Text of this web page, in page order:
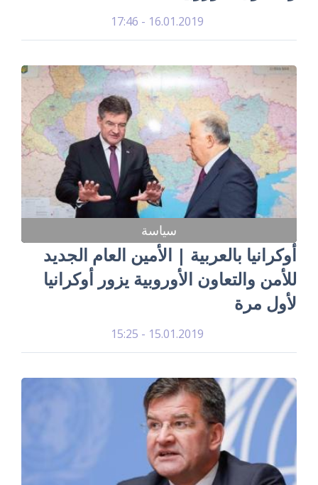
16.01.2019 - 17:46
سياسة
أوكرانيا بالعربية | الأمين العام الجديد
للأمن والتعاون الأوروبية يزور أوكرانيا
لأول مرة
15.01.2019 - 15:25